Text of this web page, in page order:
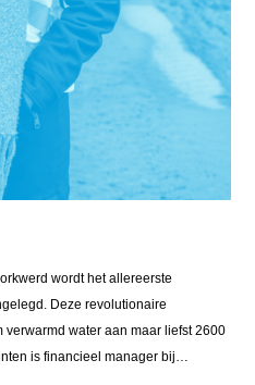
wordt het allereerste
Deze revolutionaire
water aan maar liefst 2600
is financieel manager bij